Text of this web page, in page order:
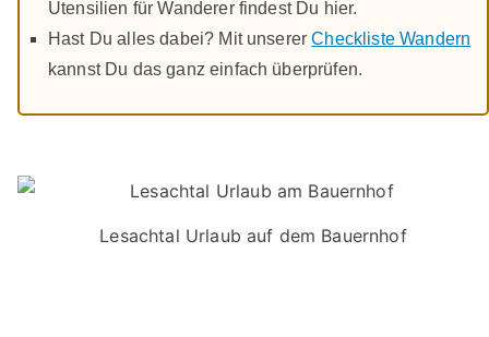
Utensilien für Wanderer findest Du hier.
Hast Du alles dabei? Mit unsererCheckliste Wandern
kannst Du das ganz einfach überprüfen.
Lesachtal Urlaub auf dem Bauernhof